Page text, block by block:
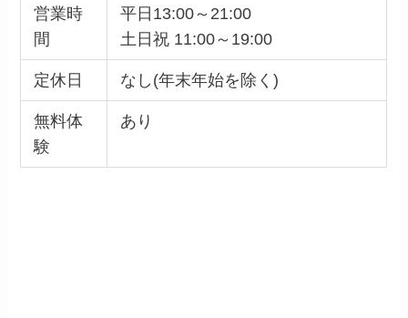
営業時
間
平日13:00～21:00
土日祝 11:00～19:00
定休日 なし(年末年始を除く)
無料体
験
あり